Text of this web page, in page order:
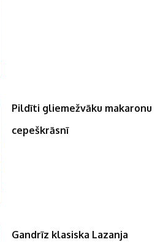
Pildīti gliemežvāku makaronu
cepeškrāsnī
Gandrīz klasiska Lazanja